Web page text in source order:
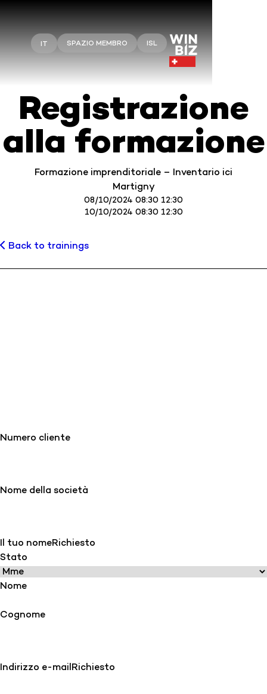
IT SPAZIO MEMBRO ISL
Registrazione
alla formazione
Formazione imprenditoriale – Inventario ici
Martigny
08/10/2024 08:30 12:30
10/10/2024 08:30 12:30
Back to trainings
Numero cliente
Nome della società
Il tuo nomeRichiesto
Stato
Nome
Cognome
Indirizzo e-mailRichiesto